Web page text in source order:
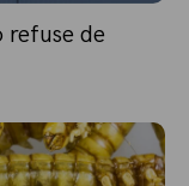
refuse de